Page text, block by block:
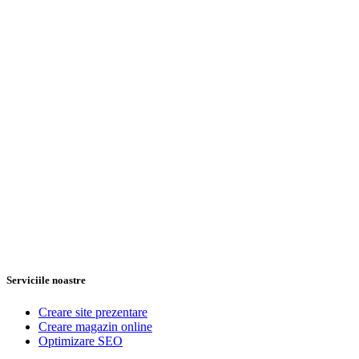
Serviciile noastre
Creare site prezentare
Creare magazin online
Optimizare SEO